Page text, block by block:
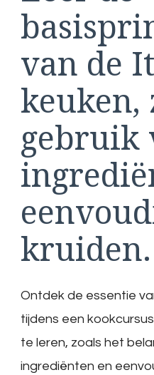
van de
keuken,
gebruik
kruiden.
Ontdek de essentie
tijdens een
te leren, zoals het
ingrediënten en